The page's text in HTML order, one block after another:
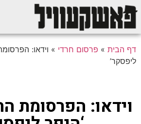
דף הבית » פרסום חרדי » וידאו:
ליפסקר’
וידאו: הפרסומת